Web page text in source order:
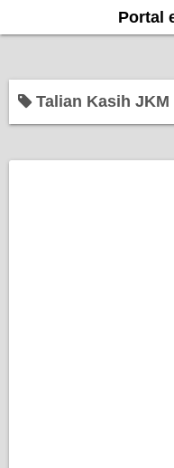
k
Portal
Talian Kasih